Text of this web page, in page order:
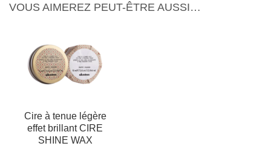
VOUS AIMEREZ PEUT-ÊTRE AUSSI…
Cire à tenue légère
effet brillant CIRE
SHINE WAX